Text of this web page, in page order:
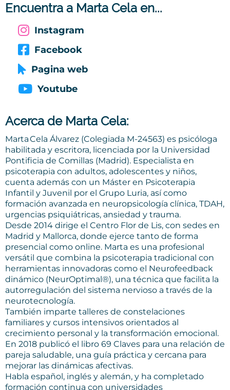
Encuentra a Marta Cela en...
Instagram
Facebook
Pagina web
Youtube
Acerca de Marta Cela:
Marta Cela Álvarez (Colegiada M‑24563) es psicóloga
habilitada y escritora, licenciada por la Universidad
Pontificia de Comillas (Madrid). Especialista en
psicoterapia con adultos, adolescentes y niños,
cuenta además con un Máster en Psicoterapia
Infantil y Juvenil por el Grupo Luria, así como
formación avanzada en neuropsicología clínica, TDAH,
urgencias psiquiátricas, ansiedad y trauma.
Desde 2014 dirige el Centro Flor de Lis, con sedes en
Madrid y Mallorca, donde ejerce tanto de forma
presencial como online. Marta es una profesional
versátil que combina la psicoterapia tradicional con
herramientas innovadoras como el Neurofeedback
dinámico (NeurOptimal®), una técnica que facilita la
autorregulación del sistema nervioso a través de la
neurotecnología.
También imparte talleres de constelaciones
familiares y cursos intensivos orientados al
crecimiento personal y la transformación emocional.
En 2018 publicó el libro 69 Claves para una relación de
pareja saludable, una guía práctica y cercana para
mejorar las dinámicas afectivas.
Habla español, inglés y alemán, y ha completado
formación continua con universidades